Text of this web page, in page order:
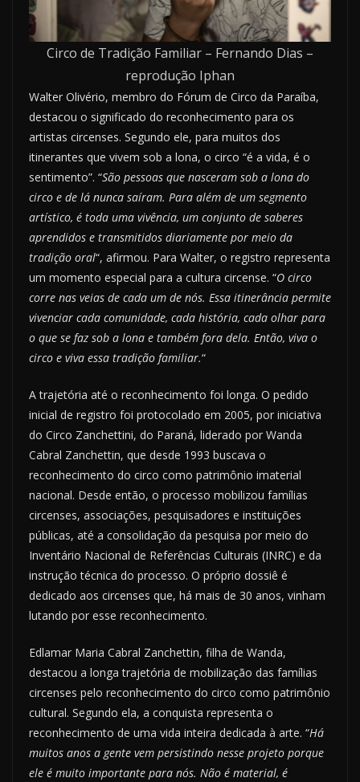
Circo de Tradição Familiar – Fernando Dias –
reprodução Iphan
Walter Olivério, membro do Fórum de Circo da Paraíba,
destacou o significado do reconhecimento para os
artistas circenses. Segundo ele, para muitos dos
itinerantes que vivem sob a lona, o circo “é a vida, é o
sentimento”. “São pessoas que nasceram sob a lona do
circo e de lá nunca saíram. Para além de um segmento
artístico, é toda uma vivência, um conjunto de saberes
aprendidos e transmitidos diariamente por meio da
tradição oral“, afirmou. Para Walter, o registro representa
um momento especial para a cultura circense. “O circo
corre nas veias de cada um de nós. Essa itinerância permite
vivenciar cada comunidade, cada história, cada olhar para
o que se faz sob a lona e também fora dela. Então, viva o
circo e viva essa tradição familiar.“
A trajetória até o reconhecimento foi longa. O pedido
inicial de registro foi protocolado em 2005, por iniciativa
do Circo Zanchettini, do Paraná, liderado por Wanda
Cabral Zanchettin, que desde 1993 buscava o
reconhecimento do circo como patrimônio imaterial
nacional. Desde então, o processo mobilizou famílias
circenses, associações, pesquisadores e instituições
públicas, até a consolidação da pesquisa por meio do
Inventário Nacional de Referências Culturais (INRC) e da
instrução técnica do processo. O próprio dossiê é
dedicado aos circenses que, há mais de 30 anos, vinham
lutando por esse reconhecimento.
Edlamar Maria Cabral Zanchettin, filha de Wanda,
destacou a longa trajetória de mobilização das famílias
circenses pelo reconhecimento do circo como patrimônio
cultural. Segundo ela, a conquista representa o
reconhecimento de uma vida inteira dedicada à arte. “Há
muitos anos a gente vem persistindo nesse projeto porque
ele é muito importante para nós. Não é material, é